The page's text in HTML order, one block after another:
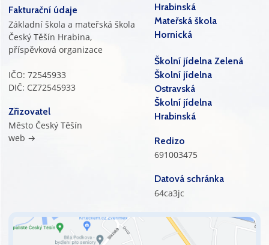
Fakturační údaje
Základní škola a mateřská škola
Český Těšín Hrabina,
příspěvková organizace
IČO: 72545933
DIČ: CZ72545933
Zřizovatel
Město Český Těšín
web →
Hrabinská
Mateřská škola
Hornická
Školní jídelna Zelená
Školní jídelna
Ostravská
Školní jídelna
Hrabinská
Redizo
691003475
Datová schránka
64ca3jc